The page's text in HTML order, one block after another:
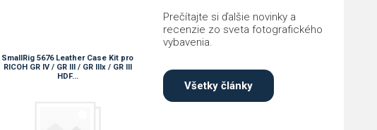
Prečítajte si ďalšie novinky a
recenzie zo sveta fotografického
vybavenia.
Všetky články
SmallRig 5676 Leather Case Kit pro
RICOH GR IV / GR III / GR IIIx / GR III
HDF...